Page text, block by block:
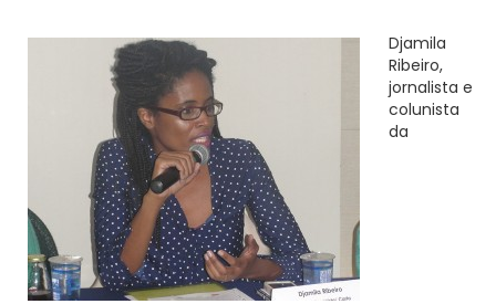
Djamila
Ribeiro,
jornalista e
colunista
da